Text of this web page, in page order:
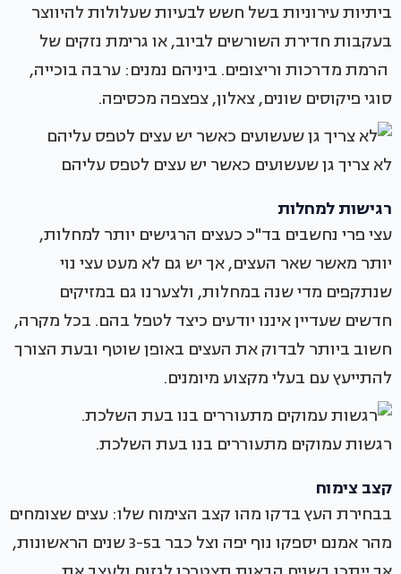
ביתיות עירוניות בשל חשש לבעיות שעלולות להיווצר
בעקבות חדירת השורשים לביוב, או גרימת נזקים של
הרמת מדרכות וריצופים. ביניהם נמנים: ערבה בוכייה,
סוגי פיקוסים שונים, צאלון, צפצפה מכסיפה.
לא צריך גן שעשועים כאשר יש עצים לטפס עליהם
רגישות למחלות
עצי פרי נחשבים בד"כ כעצים הרגישים יותר למחלות,
יותר מאשר שאר העצים, אך יש גם לא מעט עצי נוי
שנתקפים מדי שנה במחלות, ולצערנו גם במזיקים
חדשים שעדיין איננו יודעים כיצד לטפל בהם. בכל מקרה,
חשוב ביותר לבדוק את העצים באופן שוטף ובעת הצורך
להתייעץ עם בעלי מקצוע מיומנים.
רגשות עמוקים מתעוררים בנו בעת השלכת.
קצב צימוח
בבחירת העץ בדקו מהו קצב הצימוח שלו: עצים שצומחים
מהר אמנם יספקו נוף יפה וצל כבר ב3-5 שנים הראשונות,